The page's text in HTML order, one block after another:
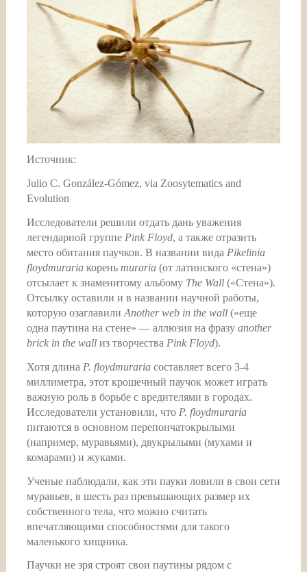
Источник:
Julio C. González-Gómez, via Zoosytematics and
Evolution
Исследователи решили отдать дань уважения
легендарной группе Pink Floyd, а также отразить
место обитания паучков. В названии вида Pikelinia
floydmurariaкорень muraria(от латинского «стена»)
отсылает к знаменитому альбому The Wall(«Стена»).
Отсылку оставили и в названии научной работы,
которую озаглавили Another web in the wall(«еще
одна паутина на стене» — аллюзия на фразу another
brick in the wallиз творчества Pink Floyd).
Хотя длина P. floydmurariaсоставляет всего 3-4
миллиметра, этот крошечный паучок может играть
важную роль в борьбе с вредителями в городах.
Исследователи установили, что P. floydmuraria
питаются в основном перепончатокрылыми
(например, муравьями), двукрылыми (мухами и
комарами) и жуками.
Ученые наблюдали, как эти пауки ловили в свои сети
муравьев, в шесть раз превышающих размер их
собственного тела, что можно считать
впечатляющими способностями для такого
маленького хищника.
Паучки не зря строят свои паутины рядом с